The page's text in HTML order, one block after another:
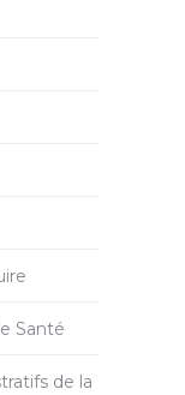
Santé
de la